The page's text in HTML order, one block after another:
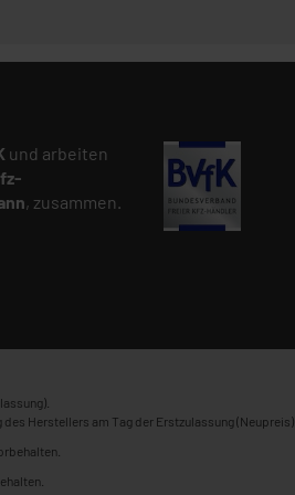
und arbeiten
, zusammen.
Herstellers am Tag der Erstzulassung (Neupreis).